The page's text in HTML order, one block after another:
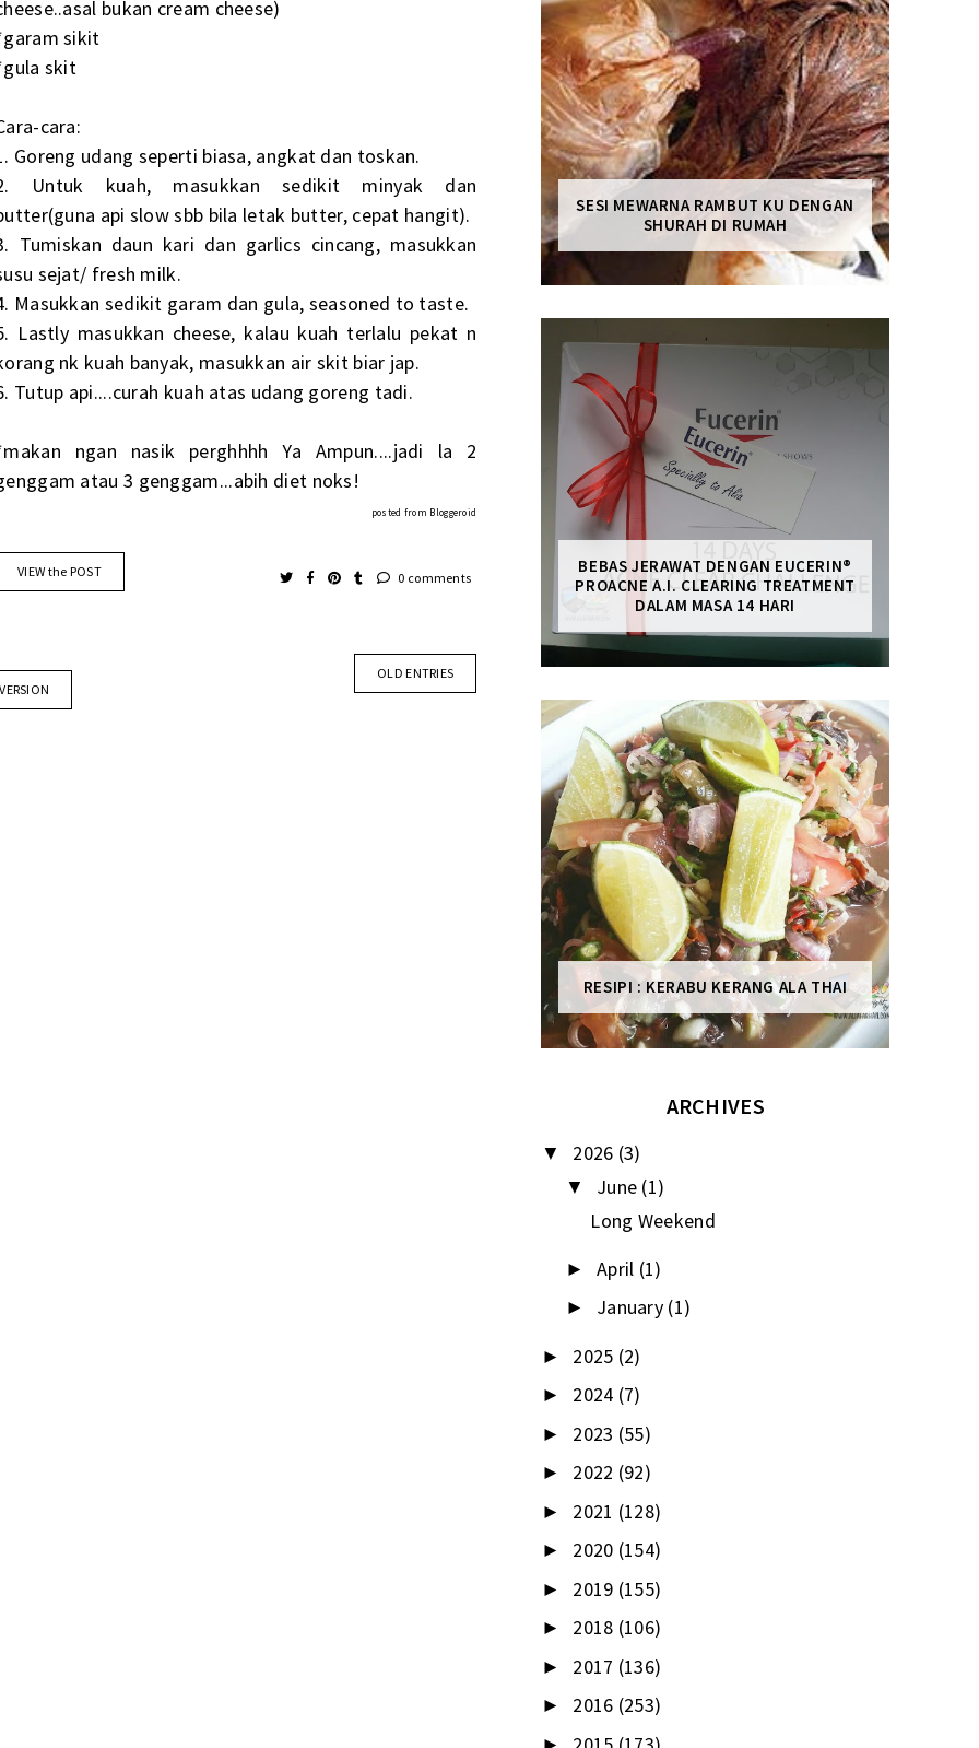
bukan cream cheese)
sikit
skit
cara:
Goreng udang seperti biasa, angkat dan toskan.
Untuk kuah, masukkan sedikit minyak dan
api slow sbb bila letak butter, cepat hangit).
Tumiskan daun kari dan garlics cincang, masukkan
sejat/ fresh milk.
Masukkan sedikit garam dan gula, seasoned to taste.
Lastly masukkan cheese, kalau kuah terlalu pekat n
nk kuah banyak, masukkan air skit biar jap.
Tutup api....curah kuah atas udang goreng tadi.
ngan nasik perghhhh Ya Ampun....jadi la 2
atau 3 genggam...abih diet noks!
posted from Bloggeroid
VIEW the POST 0 comments
OLD ENTRIES
SESI MEWARNA RAMBUT KU DENGAN
SHURAH DI RUMAH
BEBAS JERAWAT DENGAN EUCERIN®
PROACNE A.I. CLEARING TREATMENT
DALAM MASA 14 HARI
RESIPI : KERABU KERANG ALA THAI
ARCHIVES
▼ 2026 (3)
▼ June (1)
Long Weekend
► April (1)
► January (1)
► 2025 (2)
► 2024 (7)
► 2023 (55)
► 2022 (92)
► 2021 (128)
► 2020 (154)
► 2019 (155)
► 2018 (106)
► 2017 (136)
► 2016 (253)